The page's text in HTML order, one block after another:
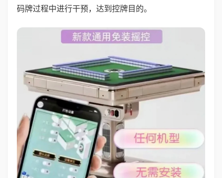
码牌过程中进行干预，达到控牌目的。